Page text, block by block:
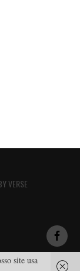
VERSE
site usa